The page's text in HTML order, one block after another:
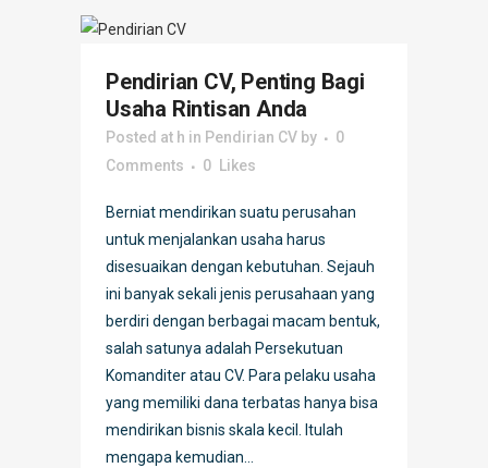
Pendirian CV, Penting Bagi
Usaha Rintisan Anda
Posted at h in Pendirian CV by
0
Comments
0 Likes
Berniat mendirikan suatu perusahan
untuk menjalankan usaha harus
disesuaikan dengan kebutuhan. Sejauh
ini banyak sekali jenis perusahaan yang
berdiri dengan berbagai macam bentuk,
salah satunya adalah Persekutuan
Komanditer atau CV. Para pelaku usaha
yang memiliki dana terbatas hanya bisa
mendirikan bisnis skala kecil. Itulah
mengapa kemudian...